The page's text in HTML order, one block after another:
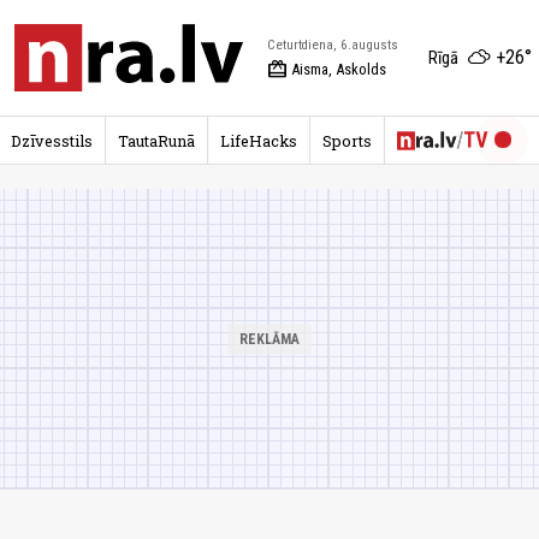
Ceturtdiena, 6.augusts
redeem Aisma, Askolds
Rīgā +26°
Dzīvesstils TautaRunā LifeHacks Sports